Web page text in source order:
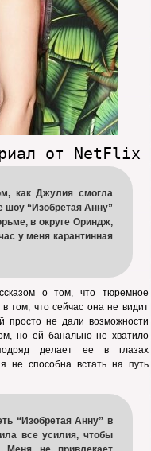
от NetFlix
как Джулия смогла
шоу “Изобретая Анну”
в округе Ориндж,
у меня карантинная
о том, что тюремное
том, что сейчас она не видит
просто не дали возможности
но ей банально не хватило
делает ее в глазах
не способна встать на путь
“Изобретая Анну” в
все усилия, чтобы